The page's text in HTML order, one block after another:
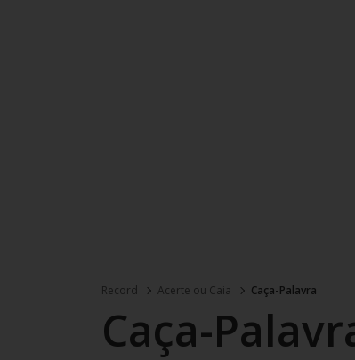
Record Acerte ou Caia Caça-Palavra
Caça-